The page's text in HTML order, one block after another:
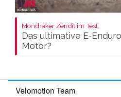
Mondraker Zendit im Test:
Das ultimative E-
Motor?
Velomotion Team